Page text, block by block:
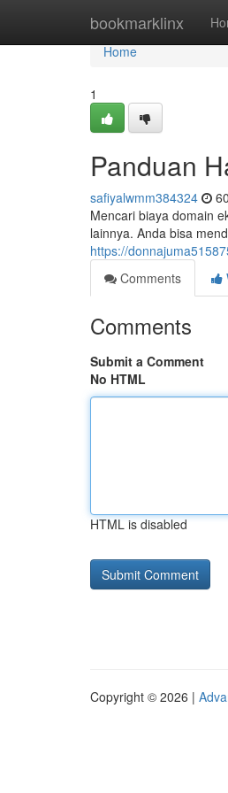
bookmarklinx
Home
Home
1
Panduan
safiyalwmm384324
Mencari biaya domain
lainnya. Anda bisa
https://
Comments
Comments
Submit a Comment
No HTML
HTML is disabled
Copyright © 2026 |